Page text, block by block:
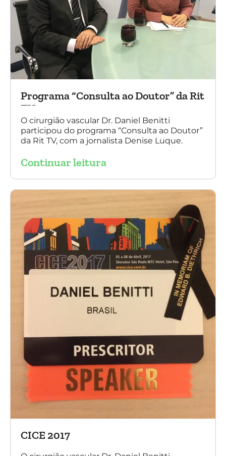
Programa “Consulta ao Doutor” da Rit
TV
O cirurgião vascular Dr. Daniel Benitti
participou do programa “Consulta ao Doutor”
da Rit TV, com a jornalista Denise Luque.
Continuar leitura
CICE 2017